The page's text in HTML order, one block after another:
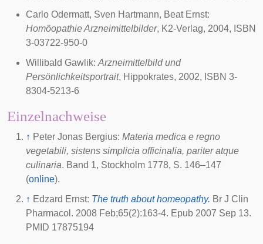
Carlo Odermatt, Sven Hartmann, Beat Ernst:
Homöopathie Arzneimittelbilder, K2-Verlag, 2004, ISBN
3-03722-950-0
Willibald Gawlik: Arzneimittelbild und
Persönlichkeitsportrait, Hippokrates, 2002, ISBN 3-
8304-5213-6
Einzelnachweise
↑ Peter Jonas Bergius: Materia medica e regno
vegetabili, sistens simplicia officinalia, pariter atque
culinaria. Band 1, Stockholm 1778, S. 146–147
(online).
↑ Edzard Ernst: The truth about homeopathy. Br J Clin
Pharmacol . 2008 Feb;65(2):163-4. Epub 2007 Sep 13.
PMID 17875194